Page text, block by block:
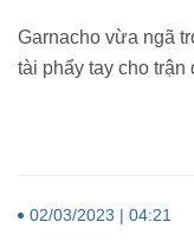
Garnacho vừa ngã
tài phẩy tay cho trận
02/03/2023 | 04:21